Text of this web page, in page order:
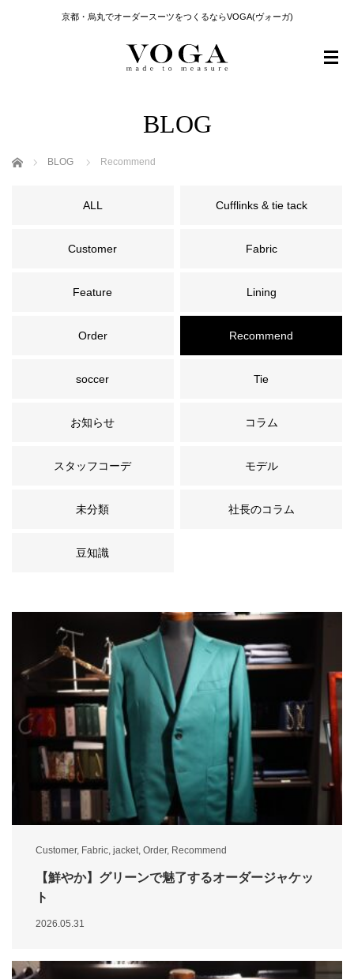
京都・烏丸でオーダースーツをつくるならVOGA(ヴォーガ)
BLOG
ホーム BLOG Recommend
ALL Cufflinks & tie tack
Customer Fabric
Feature Lining
Order Recommend
soccer Tie
お知らせ コラム
スタッフコーデ モデル
未分類 社長のコラム
豆知識
Customer, Fabric jacket Order, Recommend
【鮮やか】グリーンで魅了するオーダージャケッ
ト
2026.05.31